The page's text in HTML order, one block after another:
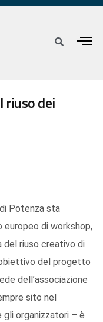
riuso dei
di Potenza sta
di workshop,
del riuso creativo di
del progetto
dell’associazione
sito nel
gli organizzatori – è